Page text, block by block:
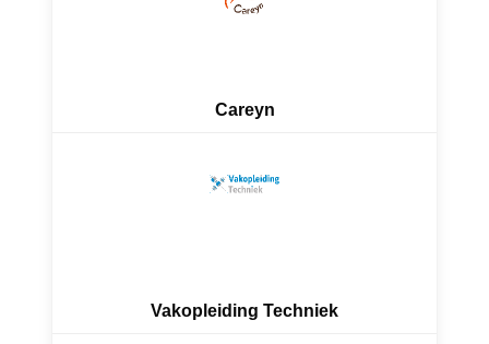
Careyn
Vakopleiding Techniek